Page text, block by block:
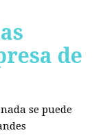
de
se puede